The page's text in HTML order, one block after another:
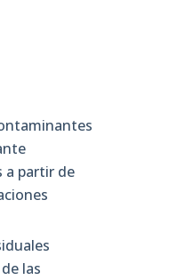
a partir de
las